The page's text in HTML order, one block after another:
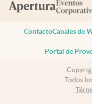
ContactoCanales de
Portal de
Todos